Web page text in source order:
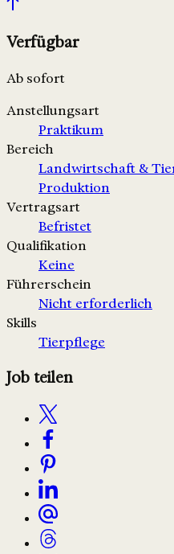
Verfügbar
Ab sofort
Anstellungsart
Praktikum
Bereich
Landwirtschaft &
Produktion
Vertragsart
Befristet
Qualifikation
Keine
Führerschein
Nicht erforderlich
Skills
Tierpflege
Job teilen